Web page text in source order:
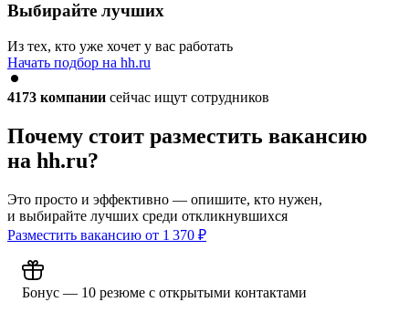
Выбирайте лучших
Из тех, кто уже хочет у вас работать
Начать подбор на hh.ru
4173 компании сейчас ищут сотрудников
Почему стоит разместить вакансию
на hh.ru?
Это просто и эффективно — опишите, кто нужен,
и выбирайте лучших среди откликнувшихся
Разместить вакансию от 1 370 ₽
Бонус — 10 резюме с открытыми контактами